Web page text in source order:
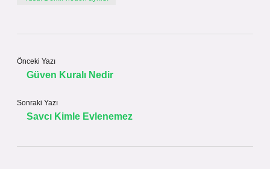
Önceki Yazı
Güven Kuralı Nedir
Sonraki Yazı
Savcı Kimle Evlenemez